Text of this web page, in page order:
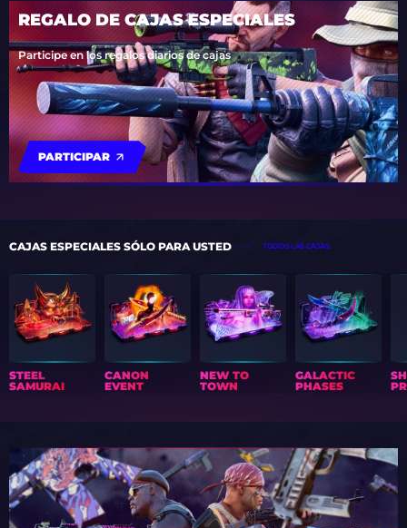
REGALO DE CAJAS ESPECIALES
Participe en los regalos diarios de cajas
PARTICIPAR
CAJAS ESPECIALES SÓLO PARA USTED TODOS LAS CAJAS
STEEL
SAMURAI
CANON
EVENT
NEW TO
TOWN
GALACTIC
PHASES